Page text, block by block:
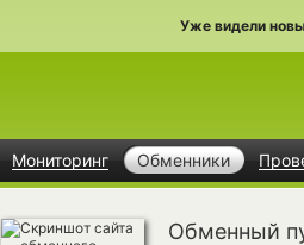
Уже видели
Мониторинг Обменники
Обменный